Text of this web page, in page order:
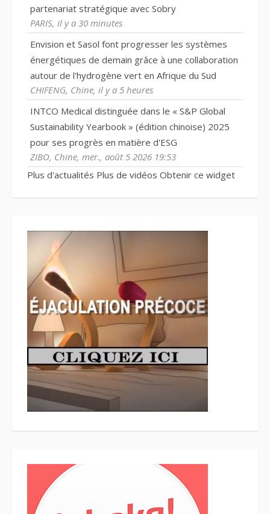
partenariat stratégique avec Sobry
PARIS, il y a 30 minutes
Envision et Sasol font progresser les systèmes
énergétiques de demain grâce à une collaboration
autour de l'hydrogène vert en Afrique du Sud
CHIFENG, Chine, il y a 5 heures
INTCO Medical distinguée dans le « S&P Global
Sustainability Yearbook » (édition chinoise) 2025
pour ses progrès en matière d'ESG
ZIBO, Chine, mer., août 5 2026 19:53
Plus d'actualités Plus de vidéos Obtenir ce widget